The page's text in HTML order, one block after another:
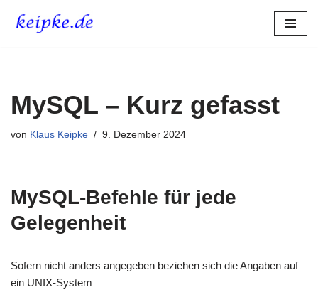
MySQL – Kurz gefasst
von Klaus Keipke 9. Dezember 2024
MySQL-Befehle für jede
Gelegenheit
Sofern nicht anders angegeben beziehen sich die Angaben auf
ein UNIX-System